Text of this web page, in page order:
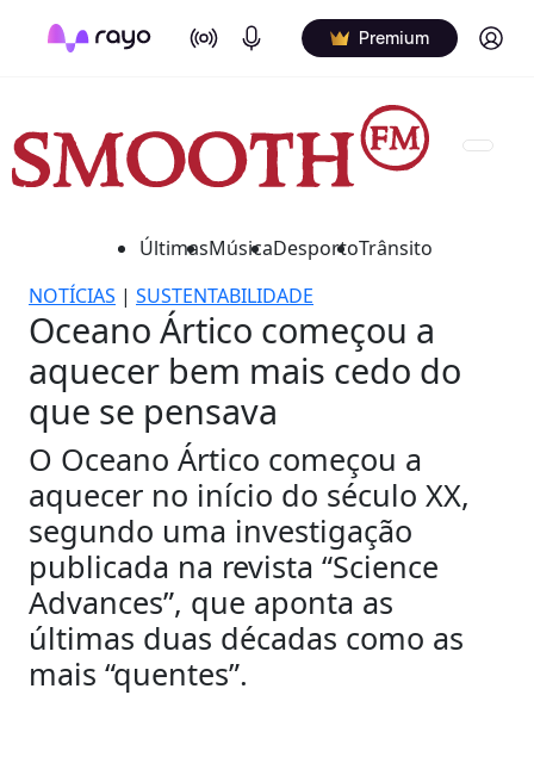
On Air Podcasts Premium Log in
ÚltimasMúsicaDesportoTrânsito
NOTÍCIAS | SUSTENTABILIDADE
Oceano Ártico começou a
aquecer bem mais cedo do
que se pensava
O Oceano Ártico começou a
aquecer no início do século XX,
segundo uma investigação
publicada na revista “Science
Advances”, que aponta as
últimas duas décadas como as
mais “quentes”.